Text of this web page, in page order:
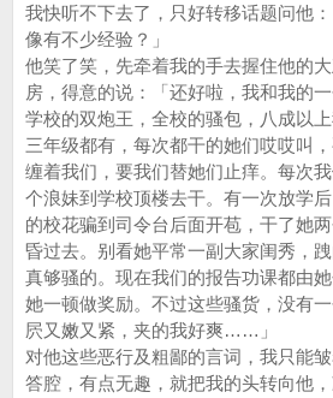
我快听不下去了，只好转移话题问他
像有不少经验？」
他笑了笑，先牵着我的手去握住他的
房，得意的说：「还好啦，我和我的
学校的双炮王，全校的骚包，八成以上
三年级都有，每次都干的她们哎哎叫
缠着我们，要我们替她们止痒。每次
个浪妹到学校顶楼去干。有一次放学
的校花骗到司令台后面开苞，干了她
昏过去。别看她平常一副大家闺秀，
真够骚的。现在我们的报告功课都由
她一顿做奖励。不过这些骚货，没有
屄又嫩又紧，夹的我好爽……」
对他这些恶行及粗鄙的言词，我只能
答腔，有点无趣，就把我的头转向他